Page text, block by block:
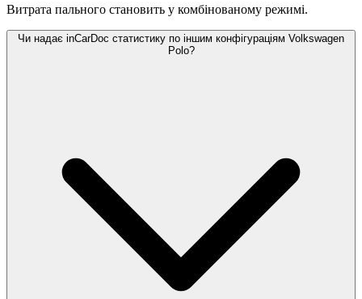
Витрата пального становить у комбінованому режимі.
Чи надає inCarDoc статистику по іншим конфігураціям Volkswagen
Polo?